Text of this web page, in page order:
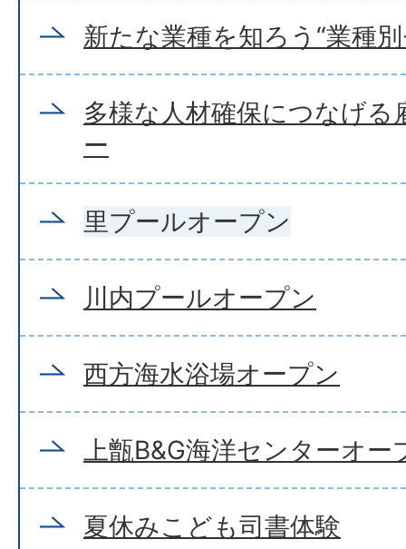
新たな業種を知ろう“業種
多様な人材確保につなげる
ー
里プールオープン
川内プールオープン
西方海水浴場オープン
上甑B&G海洋センターオー
夏休みこども司書体験